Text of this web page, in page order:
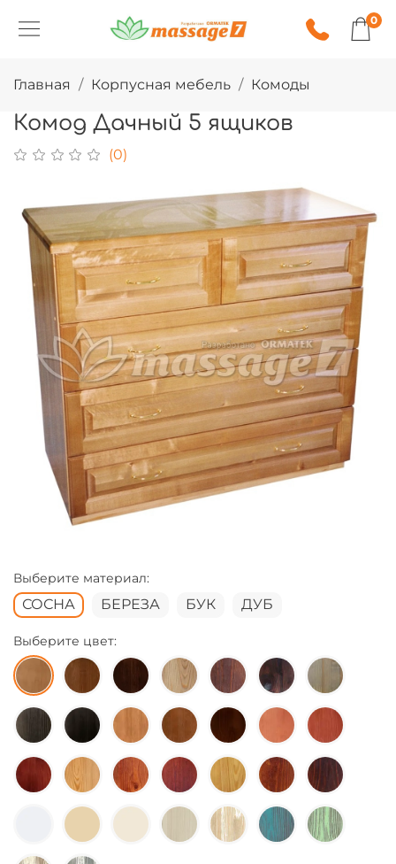
0
Главная Корпусная мебель Комоды
Комод Дачный 5 ящиков
(0)
Выберите материал:
СОСНА БЕРЕЗА БУК ДУБ
Выберите цвет: